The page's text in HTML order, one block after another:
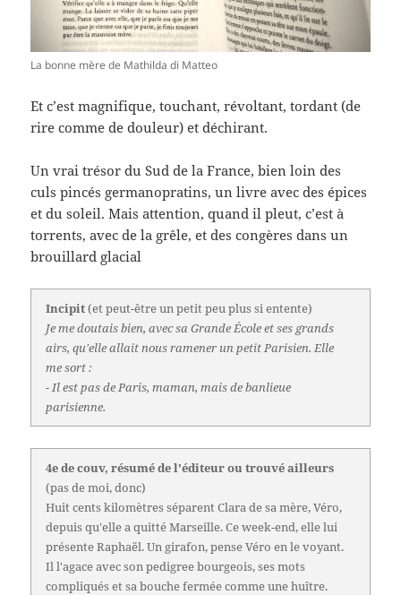
La bonne mère de Mathilda di Matteo
Et c’est magnifique, touchant, révoltant, tordant (de
rire comme de douleur) et déchirant.
Un vrai trésor du Sud de la France, bien loin des
culs pincés germanopratins, un livre avec des épices
et du soleil. Mais attention, quand il pleut, c’est à
torrents, avec de la grêle, et des congères dans un
brouillard glacial
Incipit(et peut-être un petit peu plus si entente)
Je me doutais bien, avec sa Grande École et ses grands
airs, qu'elle allait nous ramener un petit Parisien. Elle
me sort :
- Il est pas de Paris, maman, mais de banlieue
parisienne.
4e de couv, résumé de l'éditeur ou trouvé ailleurs
(pas de moi, donc)
Huit cents kilomètres séparent Clara de sa mère, Véro,
depuis qu'elle a quitté Marseille. Ce week-end, elle lui
présente Raphaël. Un girafon, pense Véro en le voyant.
Il l'agace avec son pedigree bourgeois, ses mots
compliqués et sa bouche fermée comme une huître.